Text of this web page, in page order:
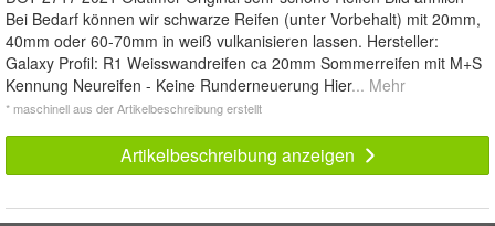
Bei Bedarf können wir schwarze Reifen (unter Vorbehalt) mit 20mm,
40mm oder 60-70mm in weiß vulkanisieren lassen. Hersteller:
Galaxy Profil: R1 Weisswandreifen ca 20mm Sommerreifen mit M+S
Kennung Neureifen - Keine Runderneuerung Hier... Mehr
* maschinell aus der Artikelbeschreibung erstellt
Artikelbeschreibung anzeigen